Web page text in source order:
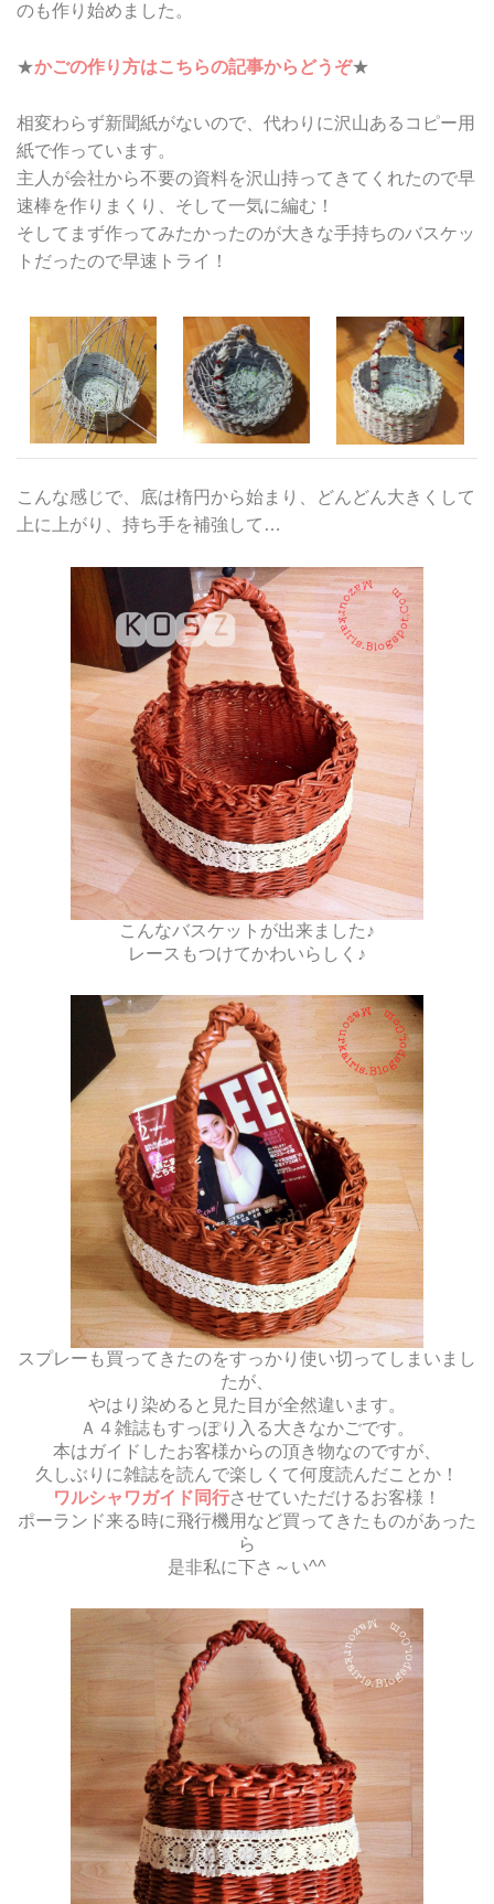
のも作り始めました。
★かごの作り方はこちらの記事からどうぞ★
相変わらず新聞紙がないので、代わりに沢山あるコピー用
紙で作っています。
主人が会社から不要の資料を沢山持ってきてくれたので早
速棒を作りまくり、そして一気に編む！
そしてまず作ってみたかったのが大きな手持ちのバスケッ
トだったので早速トライ！
こんな感じで、底は楕円から始まり、どんどん大きくして
上に上がり、持ち手を補強して…
こんなバスケットが出来ました♪
レースもつけてかわいらしく♪
スプレーも買ってきたのをすっかり使い切ってしまいまし
たが、
やはり染めると見た目が全然違います。
Ａ４雑誌もすっぽり入る大きなかごです。
本はガイドしたお客様からの頂き物なのですが、
久しぶりに雑誌を読んで楽しくて何度読んだことか！
ワルシャワガイド同行させていただけるお客様！
ポーランド来る時に飛行機用など買ってきたものがあった
ら
是非私に下さ～い^^